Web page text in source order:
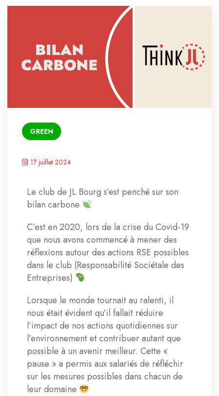
GREEN
17 juillet 2024
Le club de JL Bourg s’est penché sur son
bilan carbone
C’est en 2020, lors de la crise du Covid-19
que nous avons commencé à mener des
réflexions autour des actions RSE possibles
dans le club (Responsabilité Sociétale des
Entreprises)
Lorsque le monde tournait au ralenti, il
nous était évident qu’il fallait réduire
l’impact de nos actions quotidiennes sur
l’environnement et contribuer autant que
possible à un avenir meilleur. Cette «
pause » a permis aux salariés de réfléchir
sur les mesures possibles dans chacun de
leur domaine